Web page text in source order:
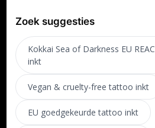
Zoek suggesties
Kokkai Sea of Darkness EU
inkt
Vegan & cruelty-free tattoo inkt
EU goedgekeurde tattoo inkt